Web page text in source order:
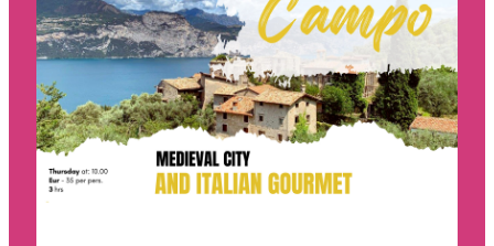
pulizia e sicurezza.
Servizi dedicati:zone relax, giardini, aree attrezzate e
accesso immediato alle attività sportive del resort.
Le piscine e le aree lacustri del Taki Village offrono
un’esperienza autenticamente mediterranea, immersa nella
natura e pensata per chi cerca tranquillità, comfort e un
contatto diretto con il lago. Gli spazi sono mantenuti